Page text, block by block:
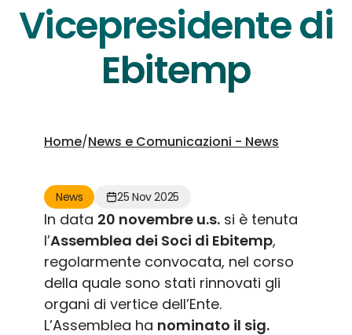
Vicepresidente di
Ebitemp
Home/News e Comunicazioni - News
News 25 Nov 2025
In data 20 novembre u.s. si è tenuta
l’Assemblea dei Soci di Ebitemp,
regolarmente convocata, nel corso
della quale sono stati rinnovati gli
organi di vertice dell’Ente.
L’Assemblea ha nominato il sig.